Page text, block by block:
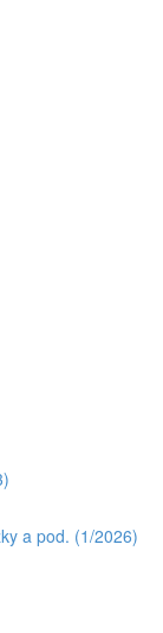
a pod. (1/2026)